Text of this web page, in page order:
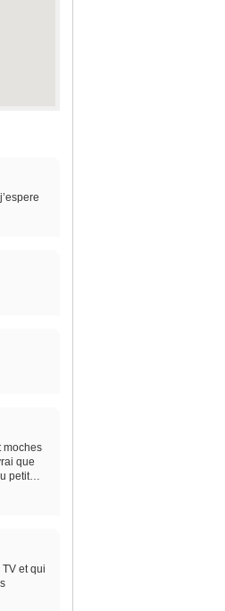
moches
que
petit…
et qui